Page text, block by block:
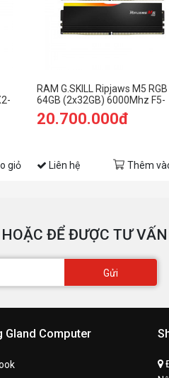
giỏ
RAM G.SKILL Ripjaws M5 RGB
64GB (2x32GB) 6000Mhz F5-
6000J3040G32GX2-RM5RW
20.700.000đ
Liên hệ Thêm
ĐỂ ĐƯỢC TƯ
Gửi
Gland Computer